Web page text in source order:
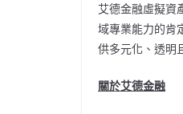
艾德金融虛擬資
域專業能力的肯
供多元化、透明
關於艾德金融